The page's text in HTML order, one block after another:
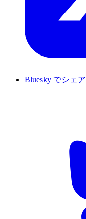
Bluesky でシェア